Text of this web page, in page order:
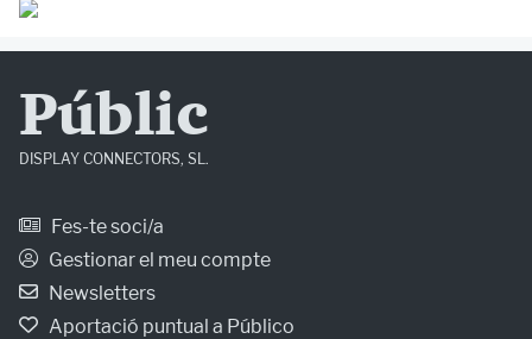
Públic
DISPLAY CONNECTORS, SL.
Fes-te soci/a
Gestionar el meu compte
Newsletters
Aportació puntual a Público